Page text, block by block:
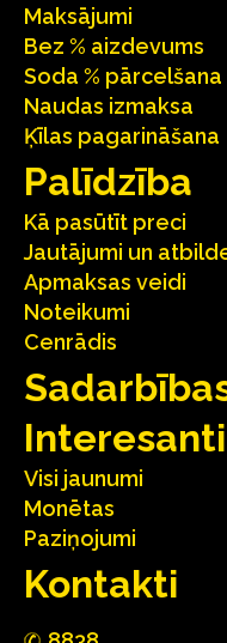
Maksājumi
Bez % aizdevums
Soda % pārcelšana
Naudas izmaksa
Ķīlas pagarināšana
Palīdzība
Kā pasūtīt preci
Jautājumi un
Apmaksas veidi
Noteikumi
Cenrādis
Interesanti
Visi jaunumi
Monētas
Paziņojumi
Kontakti